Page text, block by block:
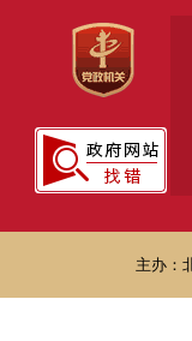
主办：